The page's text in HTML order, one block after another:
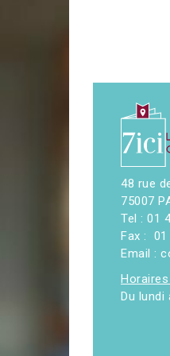
48 rue
75007
Tel : 01
Fax : 01
Email :
Du lundi